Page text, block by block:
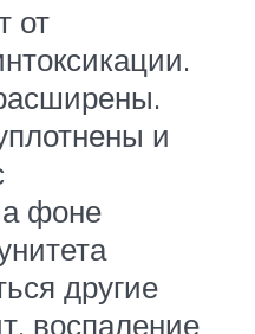
от
и
фоне
другие
воспаление